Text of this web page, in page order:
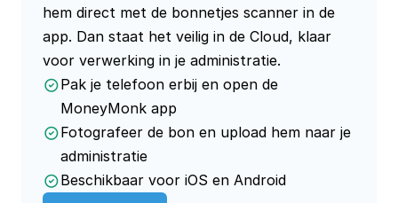
hem direct met de bonnetjes scanner in de
app. Dan staat het veilig in de Cloud, klaar
voor verwerking in je administratie.
Pak je telefoon erbij en open de
MoneyMonk app
Fotografeer de bon en upload hem naar je
administratie
Beschikbaar voor iOS en Android